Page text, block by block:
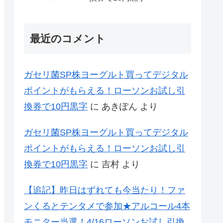
最近のコメント
ガセリ菌SP株ヨーグルト買ってデジタル
ポイントがもらえる！ローソンお試し引
換券で10円黒字 に あきぽん より
ガセリ菌SP株ヨーグルト買ってデジタル
ポイントがもらえる！ローソンお試し引
換券で10円黒字 に 吉村 より
【追記】昨日はずれても今当たり！ファ
ンくるとテンタメで参加★アルコール4本